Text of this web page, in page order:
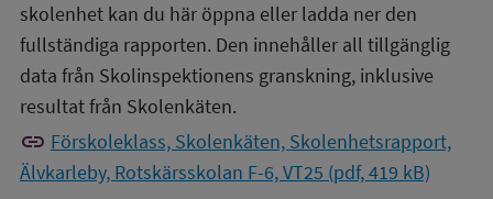
skolenhet kan du här öppna eller ladda ner den
fullständiga rapporten. Den innehåller all tillgänglig
data från Skolinspektionens granskning, inklusive
resultat från Skolenkäten.
link Förskoleklass, Skolenkäten, Skolenhetsrapport,
Älvkarleby, Rotskärsskolan F-6, VT25 (pdf, 419 kB)